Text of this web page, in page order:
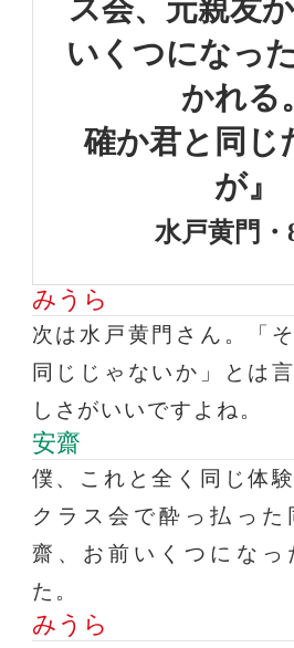
ス会、 元親友
いくつになった
かれる
確か君と同じ
が』
水戸黄門・
みうら
次は水戸黄門さん。「
同じじゃないか」とは
しさがいいですよね。
安齋
僕、これと全く同じ体
クラス会で酔っ払った
齋、お前いくつになっ
た。
みうら